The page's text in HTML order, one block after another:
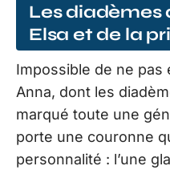
Les diadèmes
Elsa et de la
Impossible de ne pas
Anna, dont les
marqué toute une
porte une couronne
personnalité : l’une